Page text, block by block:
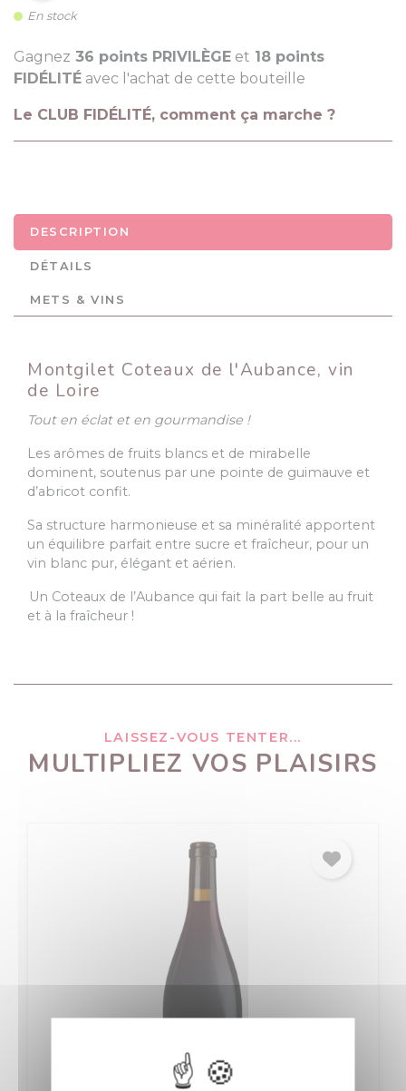
En stock
Gagnez 36 points PRIVILÈGE et 18 points
FIDÉLITÉ avec l'achat de cette bouteille
Le CLUB FIDÉLITÉ, comment ça marche ?
DESCRIPTION
DÉTAILS
METS & VINS
Montgilet Coteaux de l'Aubance, vin
de Loire
Tout en éclat et en gourmandise !
Les arômes de fruits blancs et de mirabelle
dominent, soutenus par une pointe de guimauve et
d’abricot confit.
Sa structure harmonieuse et sa minéralité apportent
un équilibre parfait entre sucre et fraîcheur, pour un
vin blanc pur, élégant et aérien.
Un Coteaux de l’Aubance qui fait la part belle au fruit
et à la fraîcheur !
LAISSEZ-VOUS TENTER...
MULTIPLIEZ VOS PLAISIRS